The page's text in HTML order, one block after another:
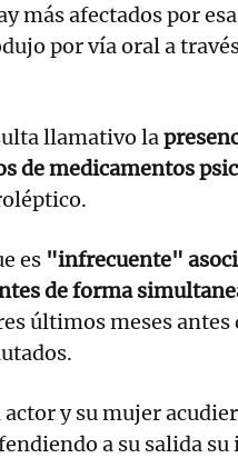
más afectados por
por vía oral a
llamativo la
de medicamentos
es "infrecuente"
de forma
últimos meses
y su mujer
a su salida su